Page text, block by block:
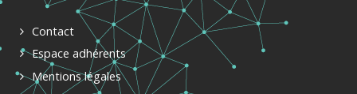
Contact
Espace adhérents
Mentions légales